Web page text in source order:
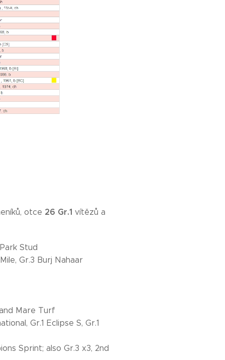
otce 26 Gr.1 vítězů a
Stud
Gr.3 Burj Nahaar
Mare Turf
Gr.1 Eclipse S, Gr.1
Sprint; also Gr.3 x3, 2nd